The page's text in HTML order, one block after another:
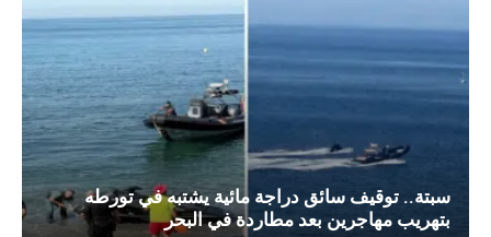
سبتة.. توقيف سائق دراجة مائية يشتبه في تورطه
بتهريب مهاجرين بعد مطاردة في البحر